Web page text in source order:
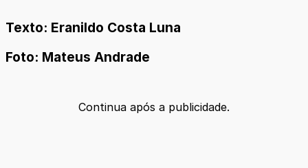
Texto: Eranildo Costa Luna
Foto: Mateus Andrade
Continua após a publicidade.